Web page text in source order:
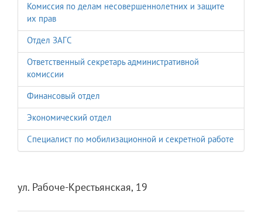
Комиссия по делам несовершеннолетних и защите
их прав
Отдел ЗАГС
Ответственный секретарь административной
комиссии
Финансовый отдел
Экономический отдел
Специалист по мобилизационной и секретной работе
ул. Рабоче-Крестьянская, 19